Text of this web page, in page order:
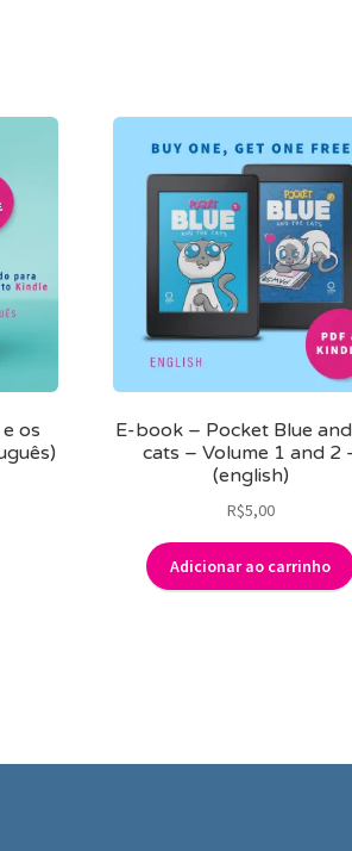
os
E-book – Pocket Blue
cats – Volume 1 and 2
(english)
R$5,00
Adicionar ao carrinho